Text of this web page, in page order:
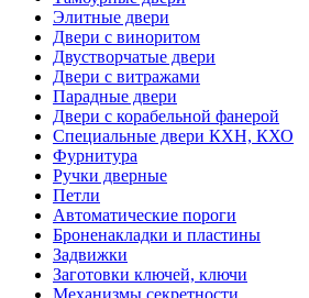
Элитные двери
Двери с виноритом
Двустворчатые двери
Двери с витражами
Парадные двери
Двери с корабельной фанерой
Специальные двери КХН, КХО
Фурнитура
Ручки дверные
Петли
Автоматические пороги
Броненакладки и пластины
Задвижки
Заготовки ключей, ключи
Механизмы секретности